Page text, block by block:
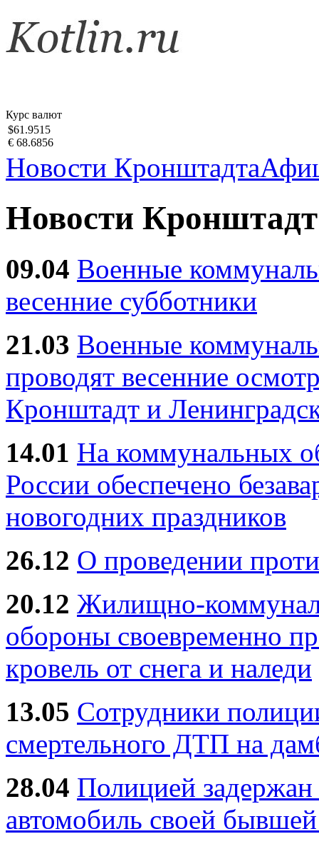
Курс валют
$61.9515
€ 68.6856
Новости Кронштадта
Новости
09.04 Военные
весенние субботники
21.03 Военные
проводят весенние
Кронштадт и
14.01 На коммунальных
России обеспечено
новогодних праздников
26.12 О проведении
20.12 Жилищно-
обороны своевременно
кровель от снега и наледи
13.05 Сотрудники
смертельного ДТП на
28.04 Полицией
автомобиль своей